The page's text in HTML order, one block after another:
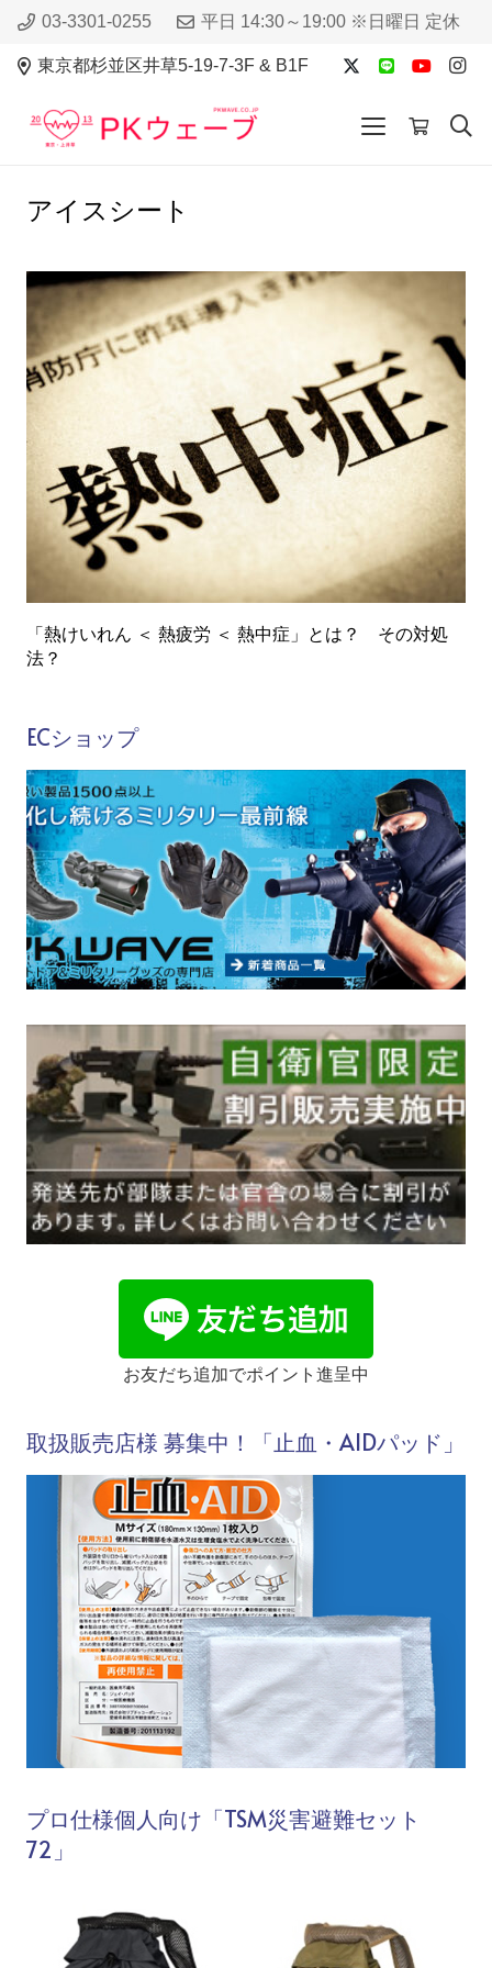
03-3301-0255 平日 14:30～19:00 ※日曜日 定休
東京都杉並区井草5-19-7-3F & B1F
アイスシート
「熱けいれん ＜ 熱疲労 ＜ 熱中症」とは？ その対処
法？
ECショップ
お友だち追加でポイント進呈中
取扱販売店様 募集中！「止血・AIDパッド」
プロ仕様個人向け「TSM災害避難セット
72」